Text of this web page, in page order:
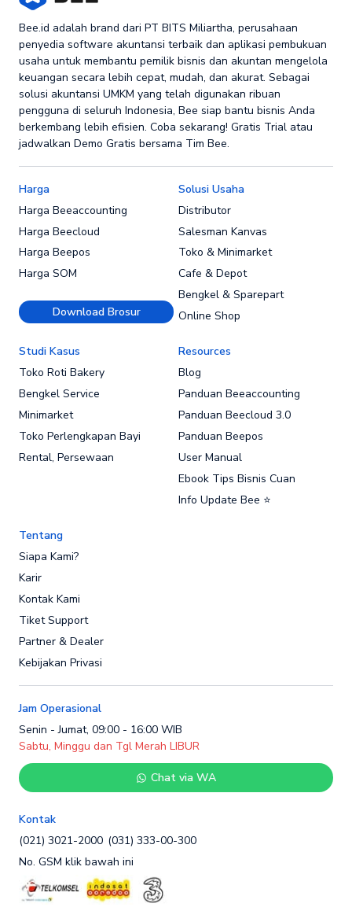
Bee.id adalah brand dari PT BITS Miliartha, perusahaan
penyedia software akuntansi terbaik dan aplikasi pembukuan
usaha untuk membantu pemilik bisnis dan akuntan mengelola
keuangan secara lebih cepat, mudah, dan akurat. Sebagai
solusi akuntansi UMKM yang telah digunakan ribuan
pengguna di seluruh Indonesia, Bee siap bantu bisnis Anda
berkembang lebih efisien. Coba sekarang! Gratis Trial atau
jadwalkan Demo Gratis bersama Tim Bee.
Harga
Harga Beeaccounting
Harga Beecloud
Harga Beepos
Harga SOM
Download Brosur
Solusi Usaha
Distributor
Salesman Kanvas
Toko & Minimarket
Cafe & Depot
Bengkel & Sparepart
Online Shop
Studi Kasus
Toko Roti Bakery
Bengkel Service
Minimarket
Toko Perlengkapan Bayi
Rental, Persewaan
Resources
Blog
Panduan Beeaccounting
Panduan Beecloud 3.0
Panduan Beepos
User Manual
Ebook Tips Bisnis Cuan
Info Update Bee ⭐
Tentang
Siapa Kami?
Karir
Kontak Kami
Tiket Support
Partner & Dealer
Kebijakan Privasi
Jam Operasional
Senin - Jumat, 09:00 - 16:00 WIB
Sabtu, Minggu dan Tgl Merah LIBUR
Chat via WA
Kontak
(021) 3021-2000 (031) 333-00-300
No. GSM klik bawah ini